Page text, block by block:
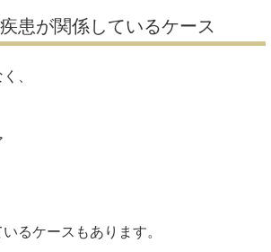
患が関係しているケース
、
るケースもあります。